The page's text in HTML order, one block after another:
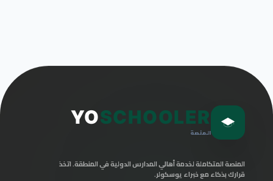
YOSCHOOLER
المنصة
المنصة المتكاملة لخدمة أهالي المدارس الدولية في المنطقة. اتخذ
قرارك بذكاء مع خبراء يوسكولر.